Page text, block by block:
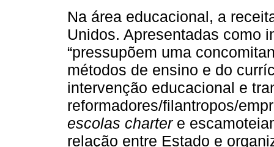
Na área educacional, a
Unidos. Apresentadas como
“pressupõem uma
métodos de ensino e do
intervenção educacional e
reformadores/filantropos/
escolas chartere
relação entre Estado e